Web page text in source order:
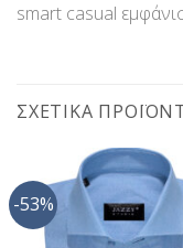
smart casual
ΣΧΕΤΙΚΆ
-53%